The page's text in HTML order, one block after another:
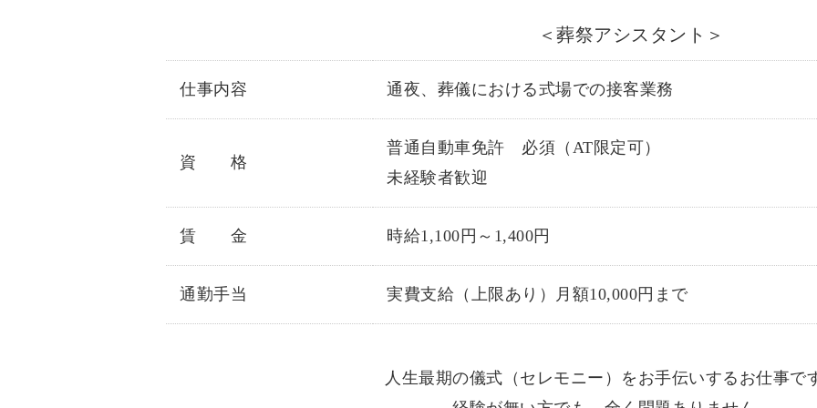
＜葬祭アシスタント＞
仕事内容 通夜、葬儀における式場での接客業務
資 格
普通自動車免許 必須（AT限定可）
未経験者歓迎
賃 金 時給1,100円～1,400円
通勤手当 実費支給（上限あり）月額10,000円まで
人生最期の儀式（セレモニー）をお手伝いするお仕事で